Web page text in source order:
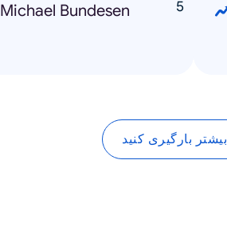
Michael Bundesen
بیشتر بارگیری کنید